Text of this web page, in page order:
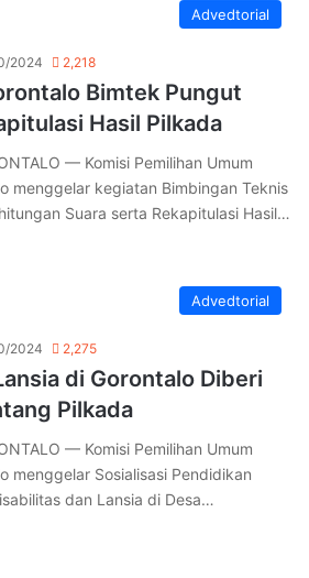
Advedtorial
2024 2,218
Bimtek Pungut
Hasil Pilkada
— Komisi Pemilihan Umum
menggelar kegiatan Bimbingan Teknis
Suara serta Rekapitulasi Hasil…
Advedtorial
2024 2,275
di Gorontalo Diberi
Pilkada
— Komisi Pemilihan Umum
menggelar Sosialisasi Pendidikan
dan Lansia di Desa…